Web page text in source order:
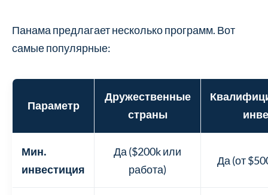
Панама предлагает несколько программ. Вот
самые популярные:
Параметр
Дружественные
страны
Мин.
инвестиция
Да ($200k или
работа)
Да (от